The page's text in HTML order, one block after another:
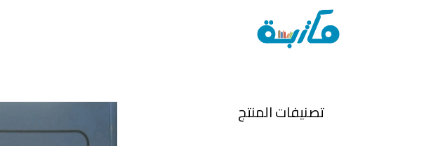
تصنيفات المنتج